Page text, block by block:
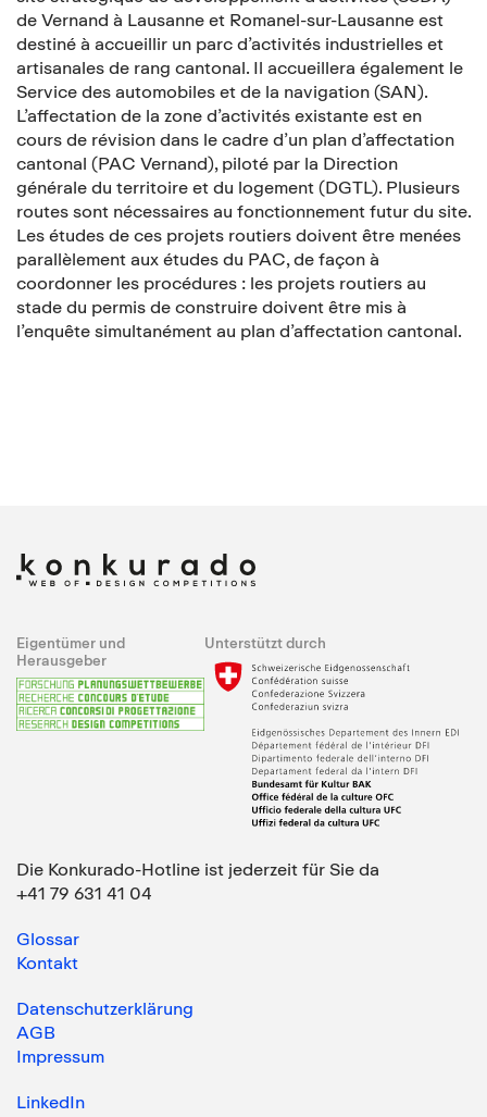
de Vernand à Lausanne et Romanel-sur-Lausanne est
destiné à accueillir un parc d’activités industrielles et
artisanales de rang cantonal. Il accueillera également le
Service des automobiles et de la navigation (SAN).
L’affectation de la zone d’activités existante est en
cours de révision dans le cadre d’un plan d’affectation
cantonal (PAC Vernand), piloté par la Direction
générale du territoire et du logement (DGTL). Plusieurs
routes sont nécessaires au fonctionnement futur du site.
Les études de ces projets routiers doivent être menées
parallèlement aux études du PAC, de façon à
coordonner les procédures : les projets routiers au
stade du permis de construire doivent être mis à
l’enquête simultanément au plan d’affectation cantonal.
Eigentümer und
Herausgeber
Unterstützt durch
Die Konkurado-Hotline ist jederzeit für Sie da
+41 79 631 41 04
Glossar
Kontakt
Datenschutzerklärung
AGB
Impressum
LinkedIn